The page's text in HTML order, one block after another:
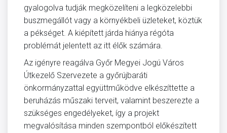
gyalogolva tudják megközelíteni a legközelebbi
buszmegállót vagy a környékbeli üzleteket, köztük
a pékséget. A kiépített járda hiánya régóta
problémát jelentett az itt élők számára.
Az igényre reagálva Győr Megyei Jogú Város
Útkezelő Szervezete a győrújbaráti
önkormányzattal együttműködve elkészíttette a
beruházás műszaki terveit, valamint beszerezte a
szükséges engedélyeket, így a projekt
megvalósítása minden szempontból előkészített